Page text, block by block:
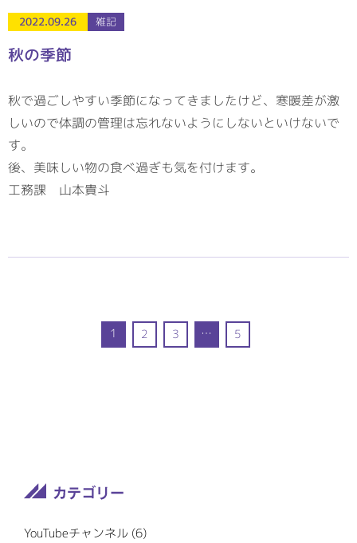
2022.09.26 雑記
秋の季節
秋で過ごしやすい季節になってきましたけど、寒暖差が激
しいので体調の管理は忘れないようにしないといけないで
す。
後、美味しい物の食べ過ぎも気を付けます。
工務課 山本貴斗
1 2 3 … 5
YouTubeチャンネル (6)